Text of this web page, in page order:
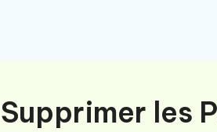
Supprimer les